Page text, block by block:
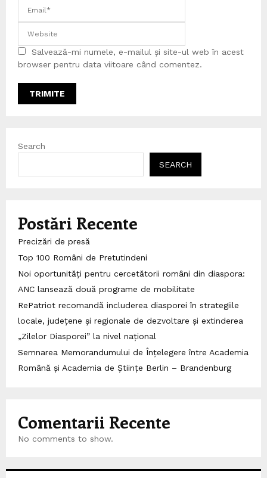
Salvează-mi numele, e-mailul și site-ul web în acest
browser pentru data viitoare când comentez.
Search
SEARCH
Postări Recente
Precizări de presă
Top 100 Români de Pretutindeni
Noi oportunități pentru cercetătorii români din diaspora:
ANC lansează două programe de mobilitate
RePatriot recomandă includerea diasporei în strategiile
locale, județene și regionale de dezvoltare și extinderea
„Zilelor Diasporei” la nivel național
Semnarea Memorandumului de Înțelegere între Academia
Română și Academia de Științe Berlin – Brandenburg
Comentarii Recente
No comments to show.